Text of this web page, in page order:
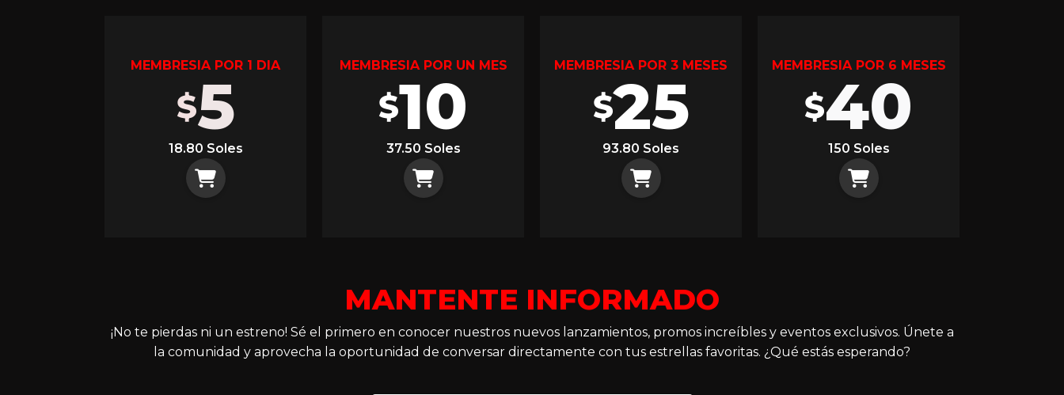
MEMBRESIA POR 1 DIA
$5
18.80 Soles
MEMBRESIA POR UN MES
$10
37.50 Soles
MEMBRESIA POR 3 MESES
$25
93.80 Soles
MEMBRESIA POR 6 MESES
$40
150 Soles
MANTENTE INFORMADO
¡No te pierdas ni un estreno! Sé el primero en conocer nuestros nuevos lanzamientos, promos increíbles y eventos exclusivos. Únete a
la comunidad y aprovecha la oportunidad de conversar directamente con tus estrellas favoritas. ¿Qué estás esperando?